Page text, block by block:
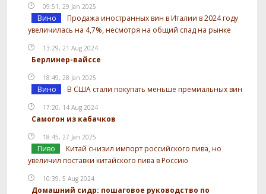
09:51, 29 Jan 2025
Вино
Продажа иностранных вин в Италии в 2024 году
увеличилась на 4,7%, несмотря на общий спад на рынке
13:29, 21 Aug 2024
Берлинер-вайссе
18:49, 28 Jan 2025
Вино В США стали покупать меньше премиальных вин
17:20, 14 Aug 2024
Самогон из кабачков
18:45, 27 Jan 2025
Пиво
Китай снизил импорт российского пива, но
увеличил поставки китайского пива в Россию
10:39, 5 Aug 2024
Домашний сидр: пошаговое руководство по